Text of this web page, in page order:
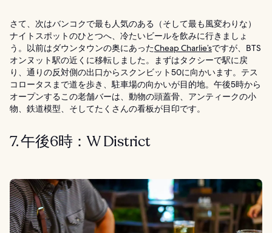
さて、次はバンコクで最も人気のある（そして最も風変わりな）
ナイトスポットのひとつへ、冷たいビールを飲みに行きましょ
う。以前はダウンタウンの奥にあったCheap Charlie’sですが、BTS
オンヌット駅の近くに移転しました。まずはタクシーで駅に戻
り、通りの反対側の出口からスクンビット50に向かいます。テス
コロータスまで道を歩き、駐車場の向かいが目的地。午後5時から
オープンするこの老舗バーは、動物の頭蓋骨、アンティークの小
物、鉄道模型、そしてたくさんの看板が目印です。
7. 午後6時：W District